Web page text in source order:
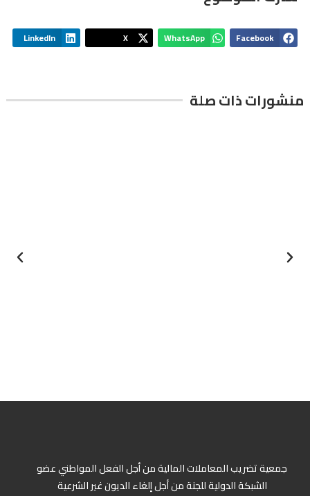
Facebook
WhatsApp
X
LinkedIn
منشورات ذات صلة
جمعية تضريب المعاملات المالية من أجل الفعل المواطني عضو
الشبكة الدولية للجنة من أجل إلغاء الديون غير الشرعية